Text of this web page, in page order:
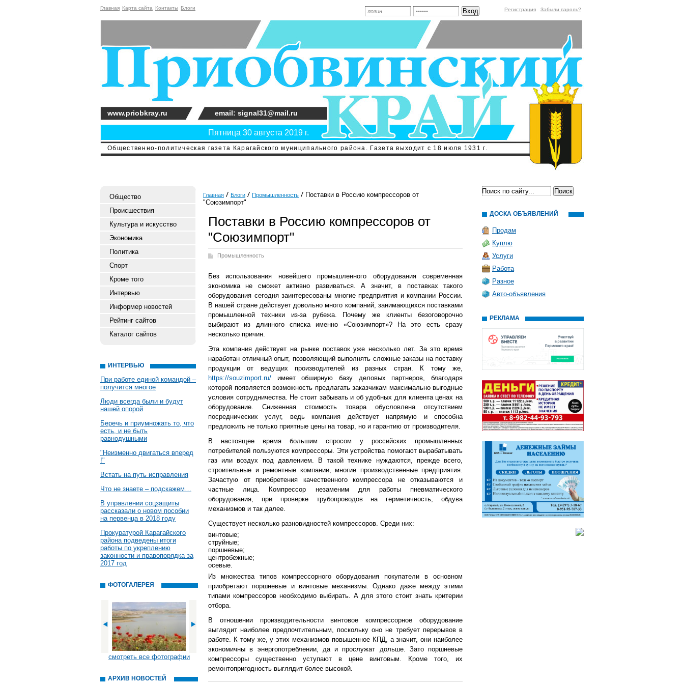
Главная Карта сайта Контакты Блоги Регистрация Забыли пароль?
Общественно-политическая газета Карагайского муниципального района. Газета выходит с 18 июля 1931 г.
Пятница 30 августа 2019 г.
www.priobkray.ru email: signal31@mail.ru
Общество
Происшествия
Культура и искусство
Экономика
Политика
Спорт
Кроме того
Интервью
Информер новостей
Рейтинг сайтов
Каталог сайтов
ИНТЕРВЬЮ
При работе единой командой –
получится многое
Люди всегда были и будут
нашей опорой
Беречь и приумножать то, что
есть, и не быть
равнодушными
"Неизменно двигаться вперед
!"
Встать на путь исправления
Что не знаете – подскажем…
В управлении соцзащиты
рассказали о новом пособии
на первенца в 2018 году
Прокуратурой Карагайского
района подведены итоги
работы по укреплению
законности и правопорядка за
2017 год
ФОТОГАЛЕРЕЯ
смотреть все фотографии
АРХИВ НОВОСТЕЙ
Главная Блоги Промышленность
Поставки в Россию компрессоров от
"Союзимпорт"
Поставки в Россию компрессоров от
"Союзимпорт"
Промышленность
Без использования новейшего промышленного оборудования современная
экономика не сможет активно развиваться. А значит, в поставках такого
оборудования сегодня заинтересованы многие предприятия и компании России.
В нашей стране действует довольно много компаний, занимающихся поставками
промышленной техники из-за рубежа. Почему же клиенты безоговорочно
выбирают из длинного списка именно «Союзимпорт»? На это есть сразу
несколько причин.
Эта компания действует на рынке поставок уже несколько лет. За это время
наработан отличный опыт, позволяющий выполнять сложные заказы на поставку
продукции от ведущих производителей из разных стран. К тому же,
https://souzimport.ru/ имеет обширную базу деловых партнеров, благодаря
которой появляется возможность предлагать заказчикам максимально выгодные
условия сотрудничества. Не стоит забывать и об удобных для клиента ценах на
оборудование. Сниженная стоимость товара обусловлена отсутствием
посреднических услуг, ведь компания действует напрямую и способна
предложить не только приятные цены на товар, но и гарантию от производителя.
В настоящее время большим спросом у российских промышленных
потребителей пользуются компрессоры. Эти устройства помогают вырабатывать
газ или воздух под давлением. В такой технике нуждаются, прежде всего,
строительные и ремонтные компании, многие производственные предприятия.
Зачастую от приобретения качественного компрессора не отказываются и
частные лица. Компрессор незаменим для работы пневматического
оборудования, при проверке трубопроводов на герметичность, обдува
механизмов и так далее.
Существует несколько разновидностей компрессоров. Среди них:
винтовые;
струйные;
поршневые;
центробежные;
осевые.
Из множества типов компрессорного оборудования покупатели в основном
приобретают поршневые и винтовые механизмы. Однако даже между этими
типами компрессоров необходимо выбирать. А для этого стоит знать критерии
отбора.
В отношении производительности винтовое компрессорное оборудование
выглядит наиболее предпочтительным, поскольку оно не требует перерывов в
работе. К тому же, у этих механизмов повышенное КПД, а значит, они наиболее
экономичны в энергопотреблении, да и прослужат дольше. Зато поршневые
компрессоры существенно уступают в цене винтовым. Кроме того, их
ремонтопригодность выглядит более высокой.
ДОСКА ОБЪЯВЛЕНИЙ
Продам
Куплю
Услуги
Работа
Разное
Авто-объявления
РЕКЛАМА